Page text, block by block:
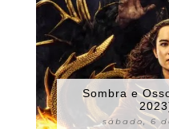
Sombra e
sábado, 6